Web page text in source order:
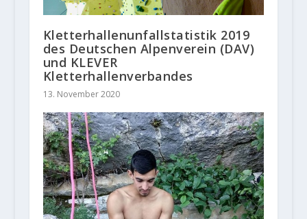
Kletterhallenunfallstatistik 2019
des Deutschen Alpenverein (DAV)
und KLEVER
Kletterhallenverbandes
13. November 2020